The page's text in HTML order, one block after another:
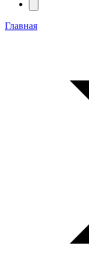
Главная